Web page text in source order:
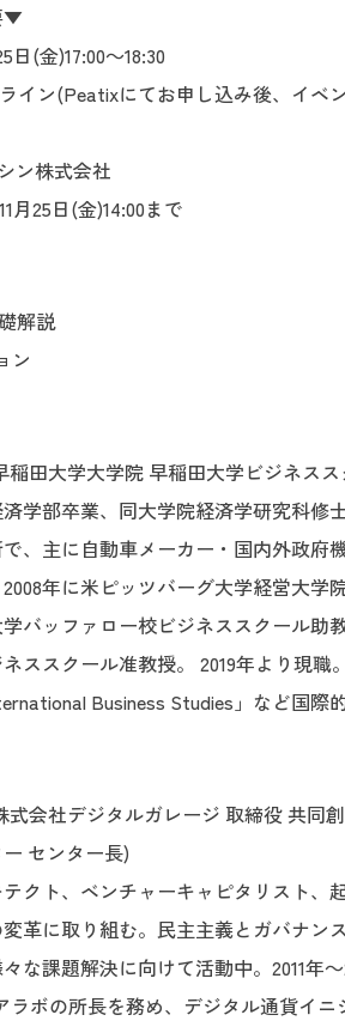
▼
日(金)17:00～18:30
イン(Peatixにてお申し込み後、イベ
ン株式会社
月25日(金)14:00まで
解説
ン
稲田大学大学院 早稲田大学ビジネス
学部卒業、同大学院経済学研究科修
、主に自動車メーカー・国内外政府
年に米ピッツバーグ大学経営大学
バッファロー校ビジネススクール助
ススクール准教授。 2019年より現職
Business Studies」など国
式会社デジタルガレージ 取締役 共同
センター長)
クト、ベンチャーキャピタリスト、
革に取り組む。民主主義とガバナン
な課題解決に向けて活動中。2011年
ラボの所長を務め、デジタル通貨イ